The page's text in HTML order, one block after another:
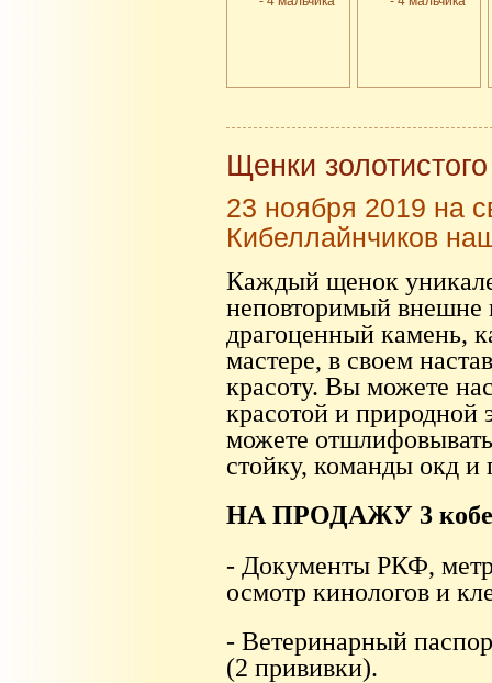
Щенки
23 ноября 2019 на
Кибеллайнчиков
Каждый щенок
неповторимый внешне
драгоценный камень,
мастере, в своем
красоту. Вы можете
красотой и природной
можете
стойку, команды окд и
НА ПРОДАЖУ 3
- Документы РКФ,
осмотр кинологов и
- Ветеринарный
(2 прививки).